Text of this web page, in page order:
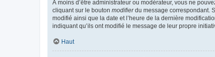
À moins d’être administrateur ou modérateur, vous ne
cliquant sur le bouton modifierdu message correspondant.
modifié ainsi que la date et l’heure de la dernière
indiquant qu’ils ont modifié le message de leur propre
Haut